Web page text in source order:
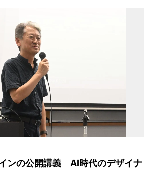
ンの公開講義 AI時代のデザイナ